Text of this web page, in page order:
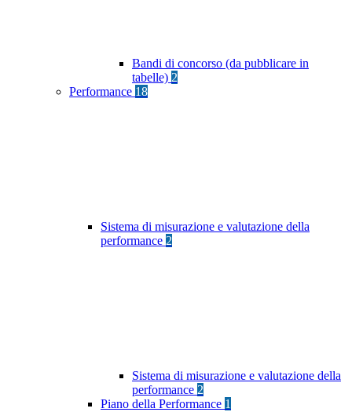
Bandi di concorso (da pubblicare in
tabelle) 2
Performance 18
Sistema di misurazione e valutazione della
performance 2
Sistema di misurazione e valutazione della
performance 2
Piano della Performance 1